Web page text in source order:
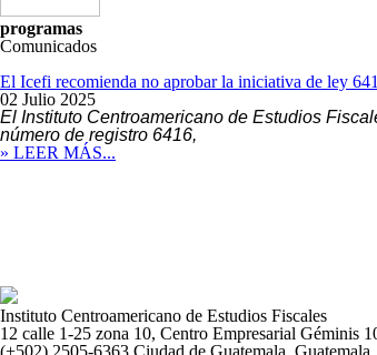
programas
Comunicados
El Icefi recomienda no aprobar la iniciativa de ley
02 Julio 2025
El Instituto Centroamericano de Estudios
número de registro 6416,
» LEER MÁS...
Instituto Centroamericano de Estudios Fiscales
12 calle 1-25 zona 10, Centro Empresarial Géminis
(+502) 2505-6363 Ciudad de Guatemala,